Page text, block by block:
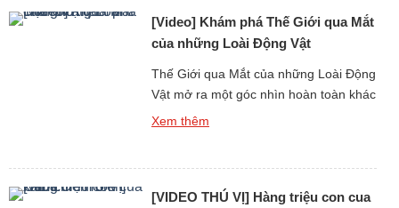
hiếm, mô phỏng khoa học […]
[Video] Khám phá Thế Giới qua Mắt
của những Loài Động Vật
Thế Giới qua Mắt của những Loài Động
Vật mở ra một góc nhìn hoàn toàn khác
biệt, không chỉ về thị giác mà còn về
như “đôi mắt […]
Xem thêm
[VIDEO THÚ VỊ] Hàng triệu con cua